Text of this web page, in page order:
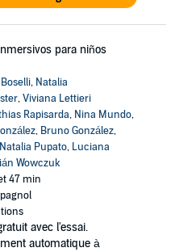
para niños
, Natalia
,Viviana Lettieri
Rapisarda, Nina Mundo,
, Bruno González,
Natalia Pupato, Luciana
Wowczuk
47 min
avec l'essai.
automatique à